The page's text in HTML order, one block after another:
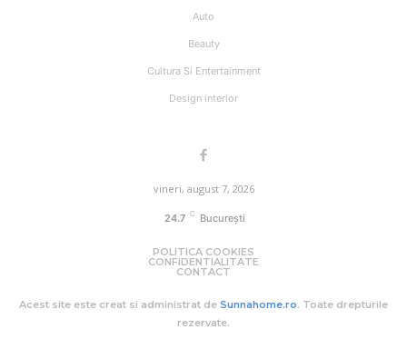
Auto
Beauty
Cultura Si Entertainment
Design interior
vineri, august 7, 2026
24.7 C București
POLITICA COOKIES
CONFIDENTIALITATE
CONTACT
Acest site este creat si administrat de Sunnahome.ro. Toate drepturile
rezervate.